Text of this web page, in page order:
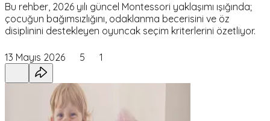
Bu rehber, 2026 yılı güncel Montessori yaklaşımı ışığında;
çocuğun bağımsızlığını, odaklanma becerisini ve öz
disiplinini destekleyen oyuncak seçim kriterlerini özetliyor.
13 Mayıs 2026 5 1